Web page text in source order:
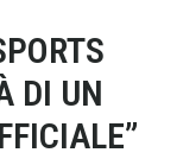
DI UN